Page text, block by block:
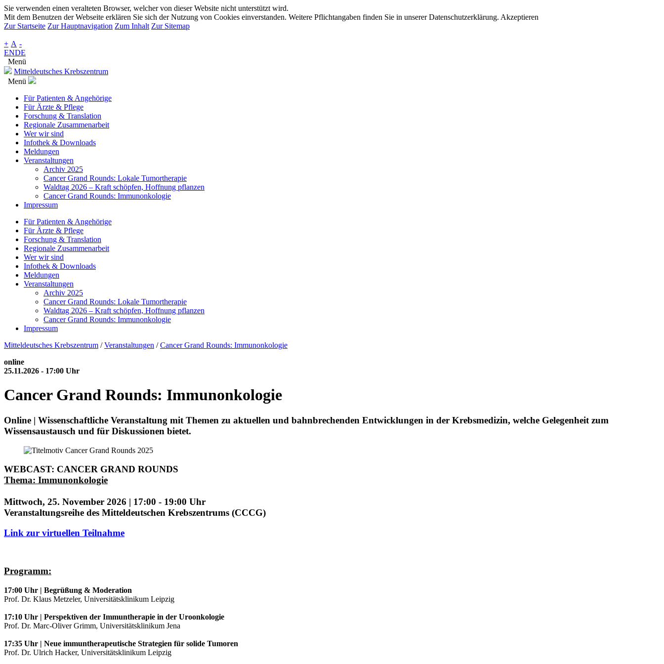
Sie verwenden einen veralteten Browser, welcher von dieser Website nicht unterstützt wird.
Mit dem Benutzen der Webseite erklären Sie sich der Nutzung von Cookies einverstanden. Weitere Pflichtangaben finden Sie in unserer Datenschutzerklärung. Akzeptieren
Zur Startseite Zur Hauptnavigation Zum Inhalt Zur Sitemap
+ A -
ENDE
Menü
Mitteldeutsches Krebszentrum
Menü
Für Patienten & Angehörige
Für Ärzte & Pflege
Forschung & Translation
Regionale Zusammenarbeit
Wer wir sind
Infothek & Downloads
Meldungen
Veranstaltungen
Archiv 2025
Cancer Grand Rounds: Lokale Tumortherapie
Waldtag 2026 – Kraft schöpfen, Hoffnung pflanzen
Cancer Grand Rounds: Immunonkologie
Impressum
Für Patienten & Angehörige
Für Ärzte & Pflege
Forschung & Translation
Regionale Zusammenarbeit
Wer wir sind
Infothek & Downloads
Meldungen
Veranstaltungen
Archiv 2025
Cancer Grand Rounds: Lokale Tumortherapie
Waldtag 2026 – Kraft schöpfen, Hoffnung pflanzen
Cancer Grand Rounds: Immunonkologie
Impressum
Mitteldeutsches Krebszentrum /Veranstaltungen /Cancer Grand Rounds: Immunonkologie
online
25.11.2026 - 17:00 Uhr
Cancer Grand Rounds: Immunonkologie
Online | Wissenschaftliche Veranstaltung mit Themen zu aktuellen und bahnbrechenden Entwicklungen in der Krebsmedizin, welche Gelegenheit zum
Wissensaustausch und für Diskussionen bietet.
WEBCAST: CANCER GRAND ROUNDS
Thema: Immunonkologie
Mittwoch, 25. November 2026 | 17:00 - 19:00 Uhr
Veranstaltungsreihe des Mitteldeutschen Krebszentrums (CCCG)
Link zur virtuellen Teilnahme
Programm:
17:00 Uhr | Begrüßung & Moderation
Prof. Dr. Klaus Metzeler, Universitätsklinikum Leipzig
17:10 Uhr | Perspektiven der Immuntherapie in der Uroonkologie
Prof. Dr. Marc-Oliver Grimm, Universitätsklinikum Jena
17:35 Uhr | Neue immuntherapeutische Strategien für solide Tumoren
Prof. Dr. ​Ulrich Hacker, Universitätsklinikum Leipzig